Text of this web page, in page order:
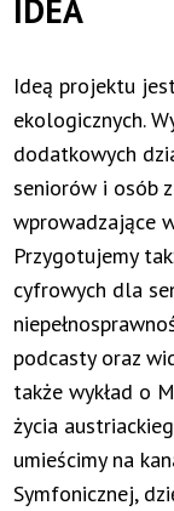
IDEA
Ideą projektu
ekologicznych.
dodatkowych
seniorów i osób
wprowadzające
Przygotujemy
cyfrowych dla
podcasty oraz
także wykład o
życia
umieścimy na
Symfonicznej,